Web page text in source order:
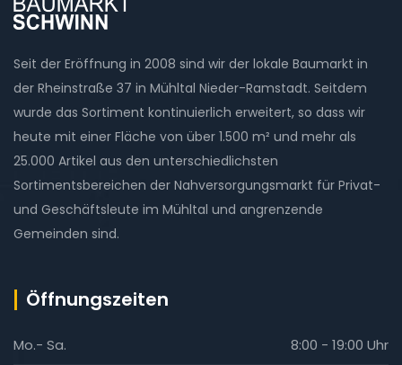
Seit der Eröffnung in 2008 sind wir der lokale Baumarkt in
der Rheinstraße 37 in Mühltal Nieder-Ramstadt. Seitdem
wurde das Sortiment kontinuierlich erweitert, so dass wir
heute mit einer Fläche von über 1.500 m² und mehr als
25.000 Artikel aus den unterschiedlichsten
Sortimentsbereichen der Nahversorgungsmarkt für Privat-
und Geschäftsleute im Mühltal und angrenzende
Gemeinden sind.
Öffnungszeiten
Mo.- Sa. 8:00 - 19:00 Uhr